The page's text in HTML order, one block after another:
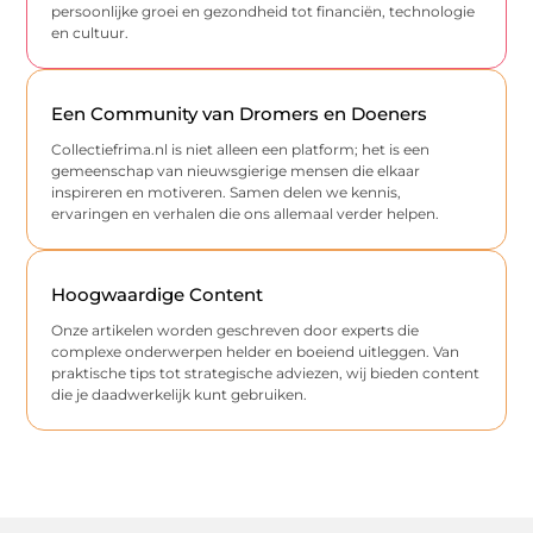
persoonlijke groei en gezondheid tot financiën, technologie
en cultuur.
Een Community van Dromers en Doeners
Collectiefrima.nl is niet alleen een platform; het is een
gemeenschap van nieuwsgierige mensen die elkaar
inspireren en motiveren. Samen delen we kennis,
ervaringen en verhalen die ons allemaal verder helpen.
Hoogwaardige Content
Onze artikelen worden geschreven door experts die
complexe onderwerpen helder en boeiend uitleggen. Van
praktische tips tot strategische adviezen, wij bieden content
die je daadwerkelijk kunt gebruiken.